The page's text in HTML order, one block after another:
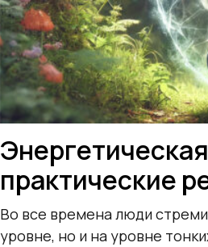
практические
Во все времена люди
уровне, но и на уровне